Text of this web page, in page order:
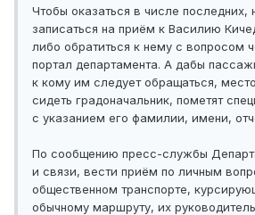
Чтобы оказаться в числе последних,
записаться на приём к Василию
либо обратиться к нему с вопросом
портал департамента. А дабы
к кому им следует обращаться,
сидеть градоначальник, пометят
с указанием его фамилии, имени,
По сообщению пресс-службы
и связи, вести приём по личным
общественном транспорте,
обычному маршруту, их